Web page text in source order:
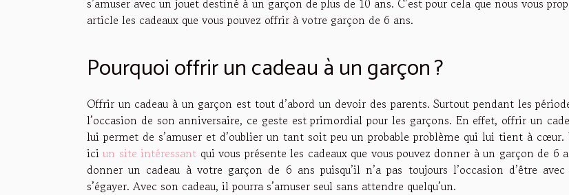
article les cadeaux que vous pouvez offrir à votre garçon de 6 ans.
Pourquoi offrir un cadeau à un garçon ?
Offrir un cadeau à un garçon est tout d’abord un devoir des parents. Surtout pendant les
l’occasion de son anniversaire, ce geste est primordial pour les garçons. En effet, offrir un
lui permet de s’amuser et d’oublier un tant soit peu un probable problème qui lui tient à cœur.
iciun site intéressant qui vous présente les cadeaux que vous pouvez donner à un garçon de 6
donner un cadeau à votre garçon de 6 ans puisqu’il n’a pas toujours l’occasion d’être
s’égayer. Avec son cadeau, il pourra s’amuser seul sans attendre quelqu’un.